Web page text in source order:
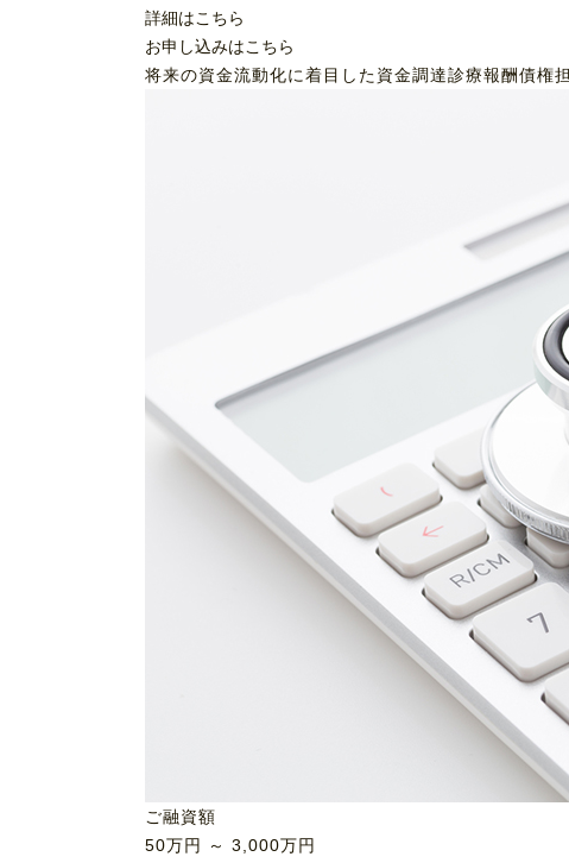
詳細はこちら
お申し込みはこちら
将来の資金流動化に着目した資金調達診療報酬債権
ご融資額
50万円 ～ 3,000万円